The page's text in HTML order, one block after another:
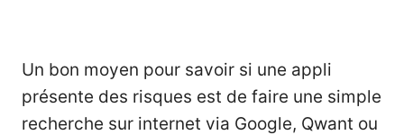
Un bon moyen pour savoir si une appli
présente des risques est de faire une simple
recherche sur internet via Google, Qwant ou